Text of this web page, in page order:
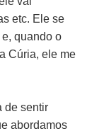
etc. Ele se
quando o
Cúria, ele me
de sentir
abordamos